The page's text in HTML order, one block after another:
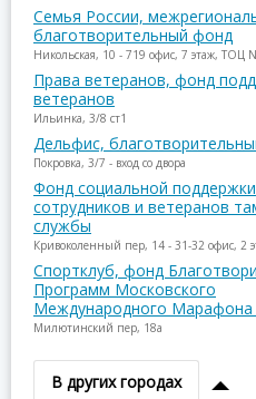
Семья России,
благотворительный фонд
Никольская, 10 - 719 офис, 7 этаж, ТОЦ
Права ветеранов, фонд
ветеранов
Ильинка, 3/8 ст1
Дельфис,
Покровка, 3/7 - вход со двора
Фонд социальной поддержки
сотрудников и ветеранов
службы
Кривоколенный пер, 14 - 31-32 офис, 2
Спортклуб, фонд
Программ Московского
Международного
Милютинский пер, 18а
В других городах